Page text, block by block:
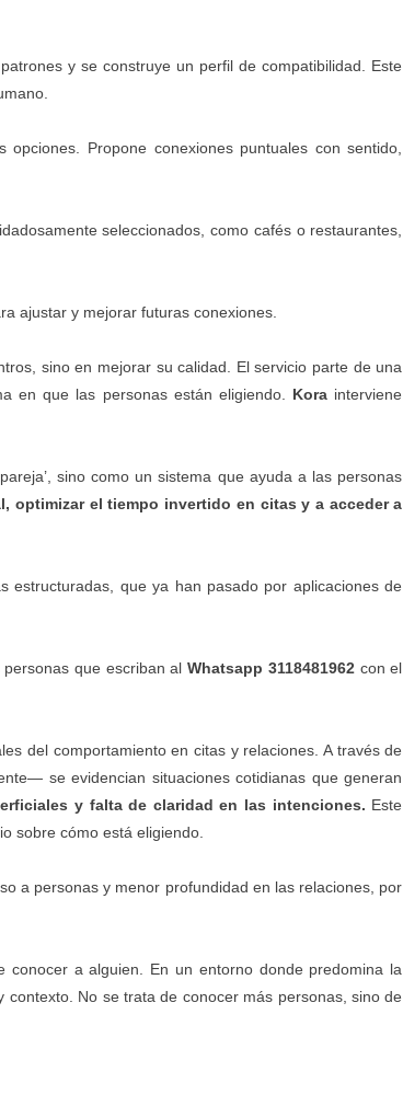
y se construye un perfil de compatibilidad. Este
opciones. Propone conexiones puntuales con sentido,
seleccionados, como cafés o restaurantes,
ajustar y mejorar futuras conexiones.
sino en mejorar su calidad. El servicio parte de una
en que las personas están eligiendo. Kora interviene
sino como un sistema que ayuda a las personas
optimizar el tiempo invertido en citas y a acceder a
estructuradas, que ya han pasado por aplicaciones de
personas que escriban alWhatsapp 3118481962con el
del comportamiento en citas y relaciones. A través de
se evidencian situaciones cotidianas que generan
y falta de claridad en las intenciones. Este
sobre cómo está eligiendo.
a personas y menor profundidad en las relaciones, por
a alguien. En un entorno donde predomina la
No se trata de conocer más personas, sino de